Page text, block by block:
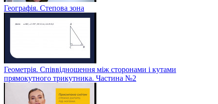
Географія. Степова зона
Геометрія. Співвідношення між сторонами і кутами
прямокутного трикутника. Частина №2